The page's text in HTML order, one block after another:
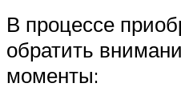
В процессе
обратить
моменты: